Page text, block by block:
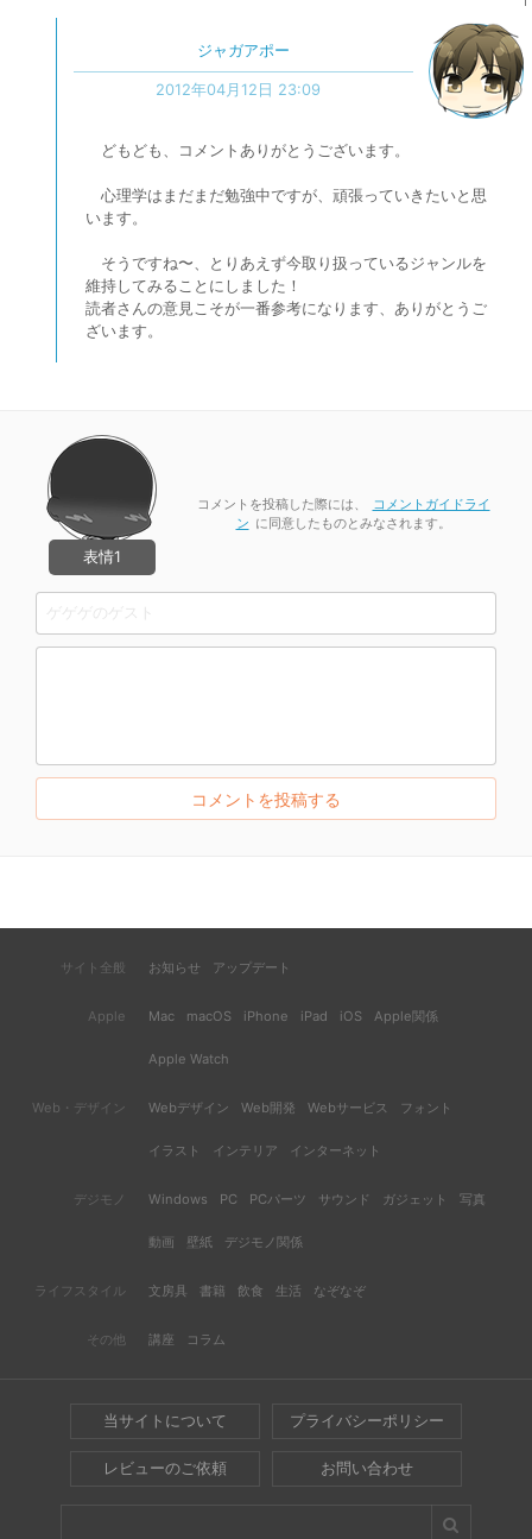
ジャガアポー
2012年04月12日 23:09
どもども、コメントありがとうございます。
心理学はまだまだ勉強中ですが、頑張っていきたいと思
います。
そうですね〜、とりあえず今取り扱っているジャンルを
維持してみることにしました！
読者さんの意見こそが一番参考になります、ありがとうご
ざいます。
コメントを投稿した際には、
コメントガイドライ
ン に同意したものとみなされます。
表情1
サイト全般 お知らせ アップデート
Apple Mac macOS iPhone iPad iOS Apple関係
Apple Watch
Web・デザイン Webデザイン Web開発 Webサービス フォント
イラスト インテリア インターネット
デジモノ Windows PC PCパーツ サウンド ガジェット 写真
動画 壁紙 デジモノ関係
ライフスタイル 文房具 書籍 飲食 生活 なぞなぞ
その他 講座 コラム
当サイトについて プライバシーポリシー
レビューのご依頼 お問い合わせ